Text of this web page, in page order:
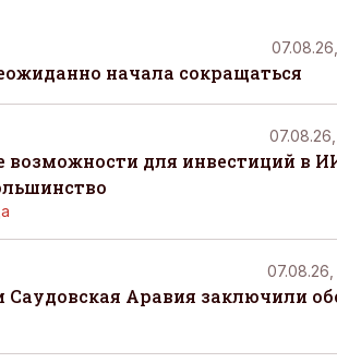
начала сокращаться
07.08.26,
возможности для инвестиций в
07.08.26,
Саудовская Аравия заключили